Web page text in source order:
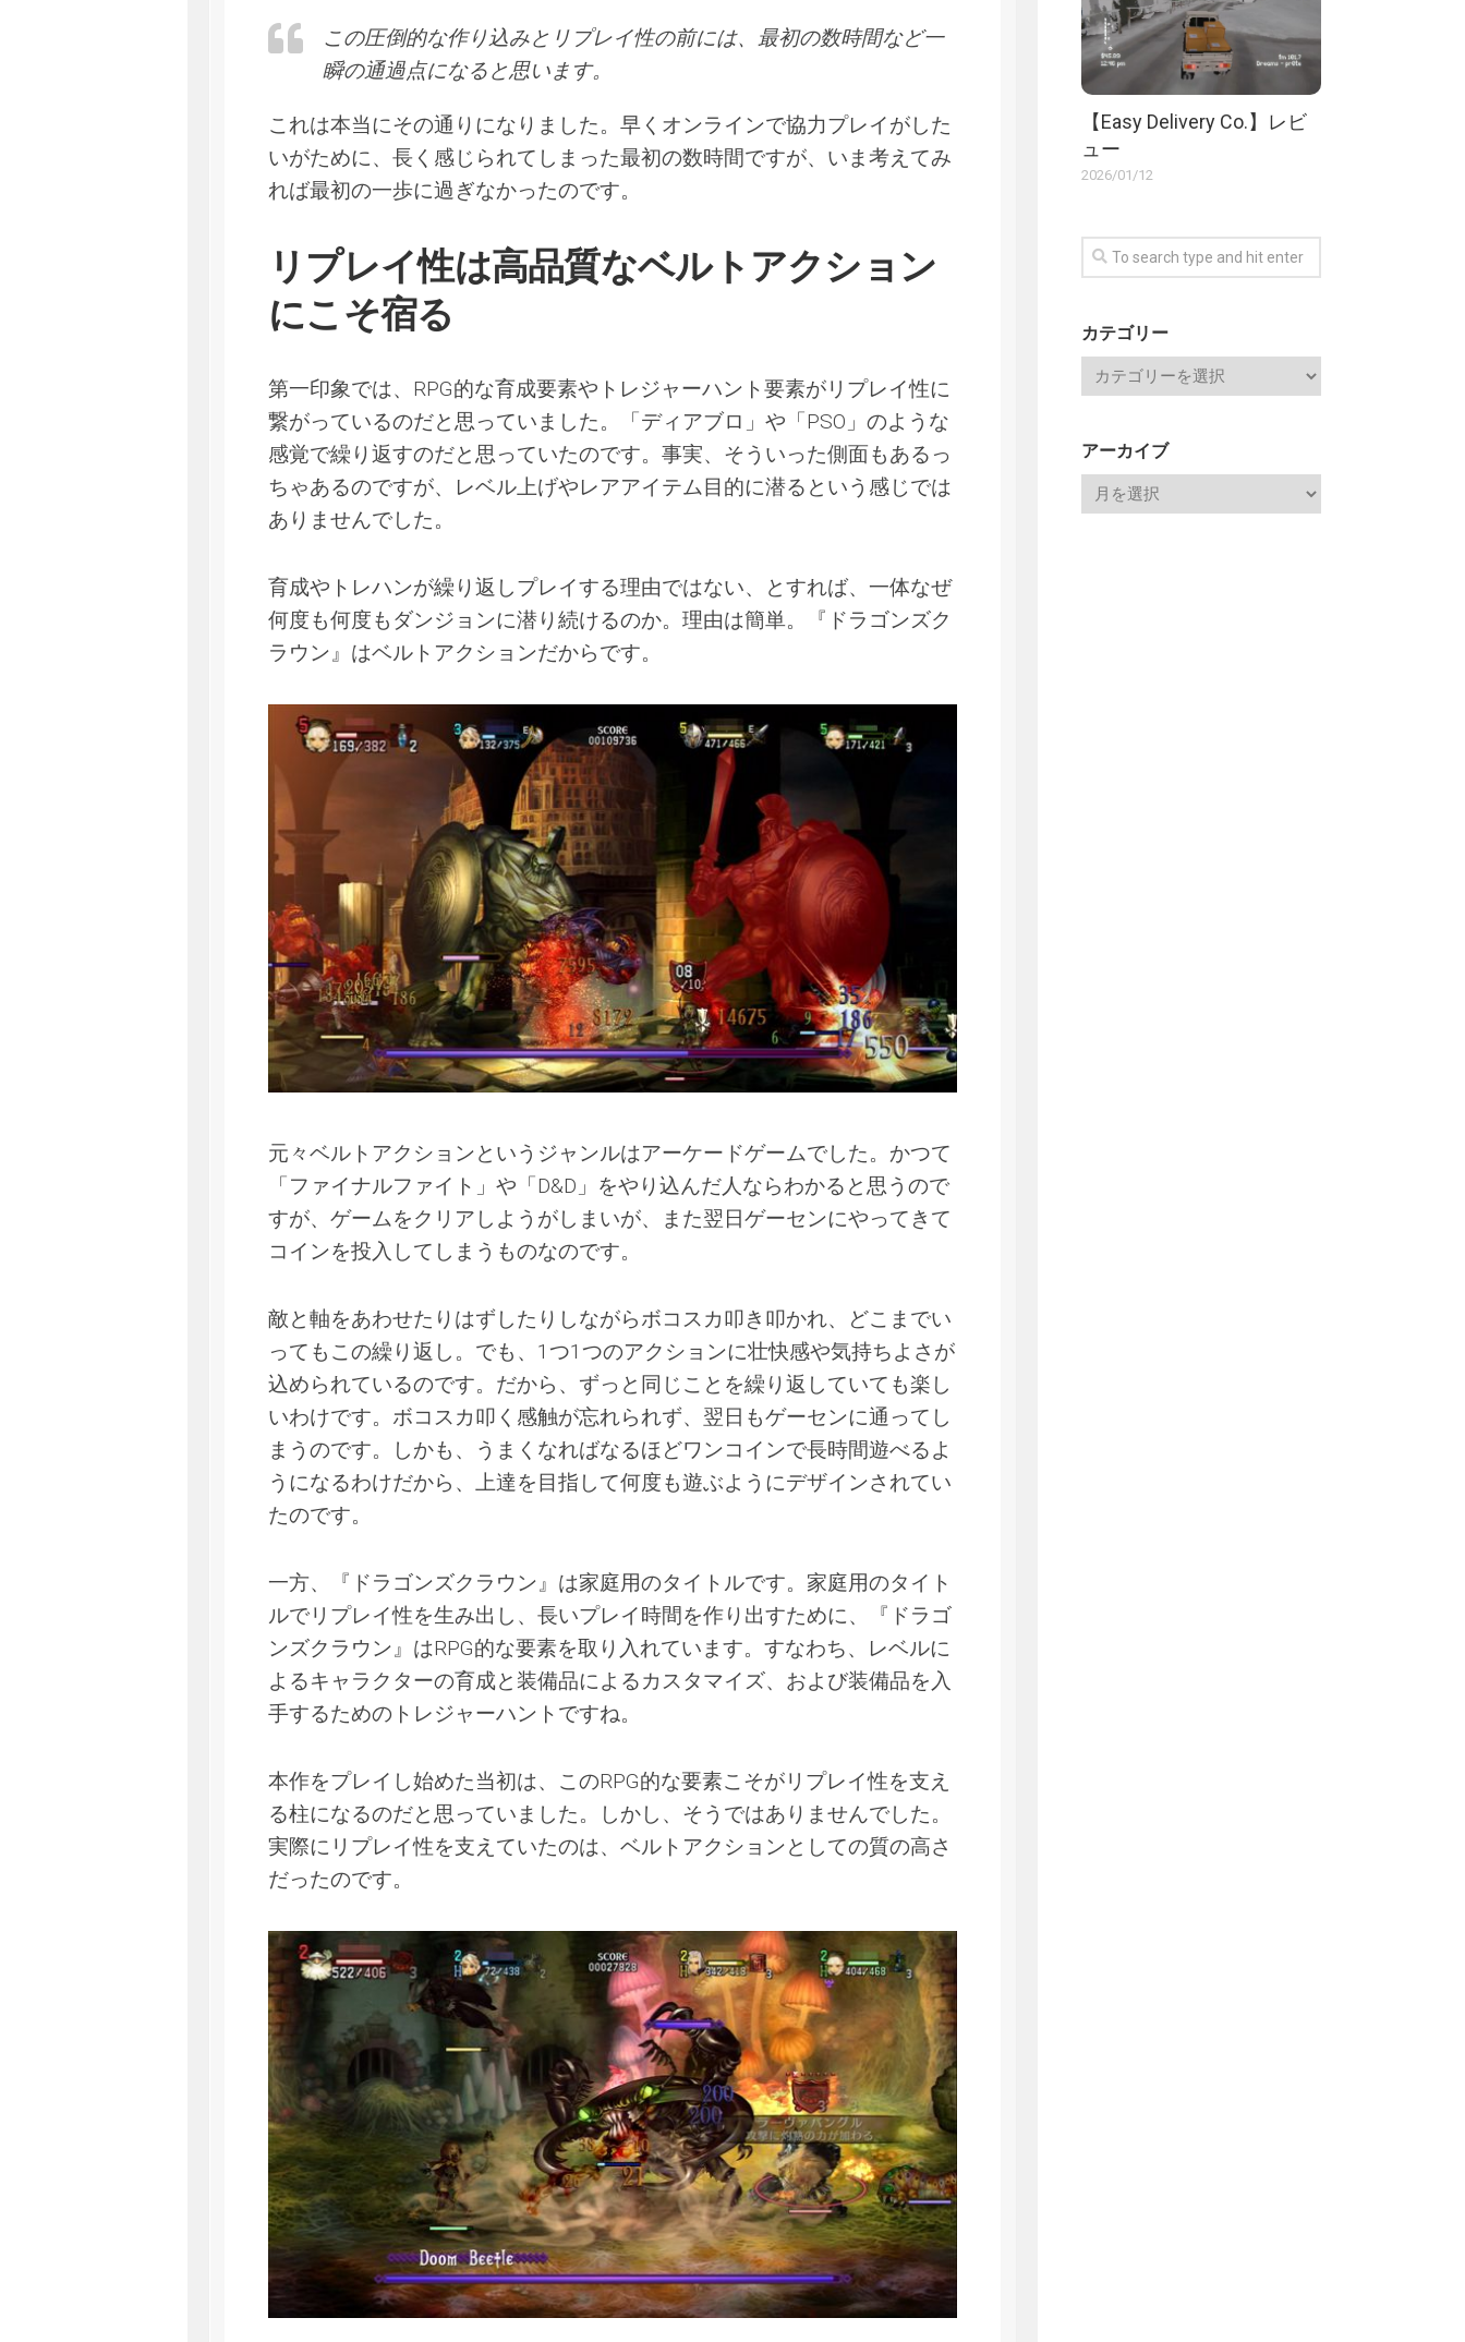
この圧倒的な作り込みとリプレイ性の前には、最初の数時間など一
瞬の通過点になると思います。
これは本当にその通りになりました。早くオンラインで協力プレイがした
いがために、長く感じられてしまった最初の数時間ですが、いま考えてみ
れば最初の一歩に過ぎなかったのです。
リプレイ性は高品質なベルトアクション
にこそ宿る
第一印象では、RPG的な育成要素やトレジャーハント要素がリプレイ性に
繋がっているのだと思っていました。「ディアブロ」や「PSO」のような
感覚で繰り返すのだと思っていたのです。事実、そういった側面もあるっ
ちゃあるのですが、レベル上げやレアアイテム目的に潜るという感じでは
ありませんでした。
育成やトレハンが繰り返しプレイする理由ではない、とすれば、一体なぜ
何度も何度もダンジョンに潜り続けるのか。理由は簡単。『ドラゴンズク
ラウン』はベルトアクションだからです。
元々ベルトアクションというジャンルはアーケードゲームでした。かつて
「ファイナルファイト」や「D&D」をやり込んだ人ならわかると思うので
すが、ゲームをクリアしようがしまいが、また翌日ゲーセンにやってきて
コインを投入してしまうものなのです。
敵と軸をあわせたりはずしたりしながらボコスカ叩き叩かれ、どこまでい
ってもこの繰り返し。でも、1つ1つのアクションに壮快感や気持ちよさが
込められているのです。だから、ずっと同じことを繰り返していても楽し
いわけです。ボコスカ叩く感触が忘れられず、翌日もゲーセンに通ってし
まうのです。しかも、うまくなればなるほどワンコインで長時間遊べるよ
うになるわけだから、上達を目指して何度も遊ぶようにデザインされてい
たのです。
一方、『ドラゴンズクラウン』は家庭用のタイトルです。家庭用のタイト
ルでリプレイ性を生み出し、長いプレイ時間を作り出すために、『ドラゴ
ンズクラウン』はRPG的な要素を取り入れています。すなわち、レベルに
よるキャラクターの育成と装備品によるカスタマイズ、および装備品を入
手するためのトレジャーハントですね。
本作をプレイし始めた当初は、このRPG的な要素こそがリプレイ性を支え
る柱になるのだと思っていました。しかし、そうではありませんでした。
実際にリプレイ性を支えていたのは、ベルトアクションとしての質の高さ
だったのです。
【Easy Delivery Co.】レビ
ュー
2026/01/12
カテゴリー
アーカイブ